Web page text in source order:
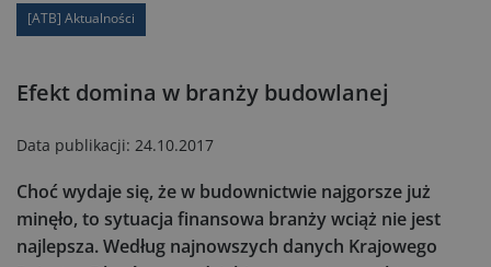
[ATB] Aktualności
Efekt domina w branży budowlanej
Data publikacji: 24.10.2017
Choć wydaje się, że w budownictwie najgorsze już
minęło, to sytuacja finansowa branży wciąż nie jest
najlepsza. Według najnowszych danych Krajowego